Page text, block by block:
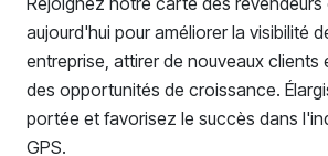
aujourd'hui pour améliorer la visibilité
entreprise, attirer de nouveaux clients
des opportunités de croissance.
portée et favorisez le succès dans
GPS.